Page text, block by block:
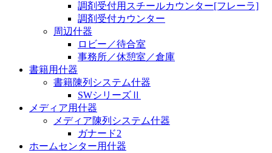
調剤受付用スチールカウンター[フレーラ]
調剤受付カウンター
周辺什器
ロビー／待合室
事務所／休憩室／倉庫
書籍用什器
書籍陳列システム什器
SWシリーズⅡ
メディア用什器
メディア陳列システム什器
ガナード2
ホームセンター用什器